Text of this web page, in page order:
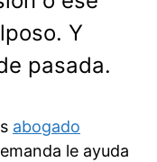
Y
pasada.
abogado
le ayuda